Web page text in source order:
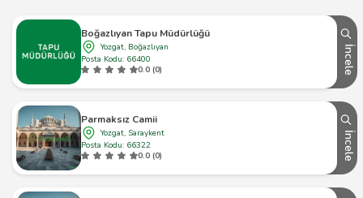
Boğazlıyan Tapu Müdürlüğü
Yozgat, Boğazlıyan
Posta Kodu: 66400
0.0 (0)
İncele
Parmaksız Camii
Yozgat, Saraykent
Posta Kodu: 66322
0.0 (0)
İncele